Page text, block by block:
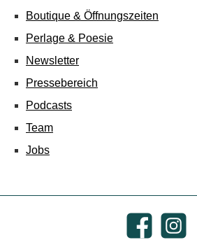
Boutique & Öffnungszeiten
Perlage & Poesie
Newsletter
Pressebereich
Podcasts
Team
Jobs
FacebookInstagram